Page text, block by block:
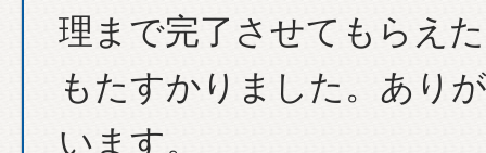
理まで完了させてもらえ
もたすかりました。あり
います。